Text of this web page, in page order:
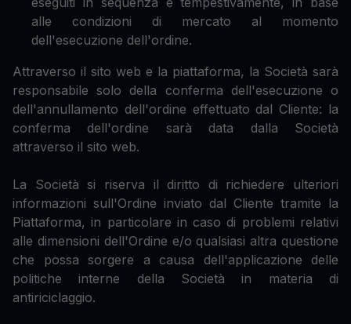
alle condizioni di mercato al momento
dell'esecuzione dell'ordine.
Attraverso il sito web e la piattaforma, la Società sarà
responsabile solo della conferma dell'esecuzione o
dell'annullamento dell'ordine effettuato dal Cliente: la
conferma dell'ordine sarà data dalla Società
attraverso il sito web.
La Società si riserva il diritto di richiedere ulteriori
informazioni sull'Ordine inviato dal Cliente tramite la
Piattaforma, in particolare in caso di problemi relativi
alle dimensioni dell'Ordine e/o qualsiasi altra questione
che possa sorgere a causa dell'applicazione delle
politiche interne della Società in materia di
antiriciclaggio.